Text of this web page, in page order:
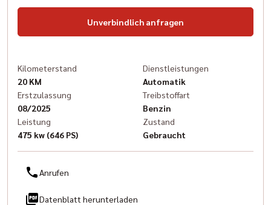
Unverbindlich anfragen
Kilometerstand
20 KM
Erstzulassung
08/2025
Leistung
475 kw (646 PS)
Dienstleistungen
Automatik
Treibstoffart
Benzin
Zustand
Gebraucht
Anrufen
Datenblatt herunterladen